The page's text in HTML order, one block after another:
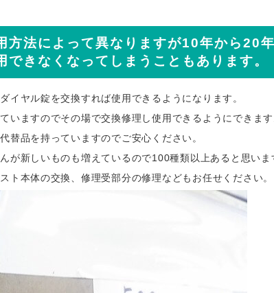
方法によって異なりますが10年から20
きなくなってしまうこともあります。
イヤル錠を交換すれば使用できるようになります。
いますのでその場で交換修理し使用できるようにできます
替品を持っていますのでご安心ください。
が新しいものも増えているので100種類以上あると思いま
ト本体の交換、修理受部分の修理などもお任せください。